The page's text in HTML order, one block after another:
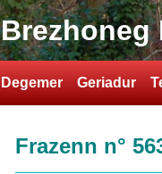
Brezhoneg
Degemer Geriadur
Frazenn n°